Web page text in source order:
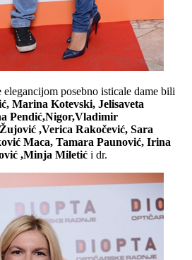
elegancijom posebno isticale dame bili
Marina Kotevski, Jelisaveta
Pendić,Nigor,Vladimir
,Verica Rakočević, Sara
Maca, Tamara Paunović, Irina
,Minja Miletić i dr.